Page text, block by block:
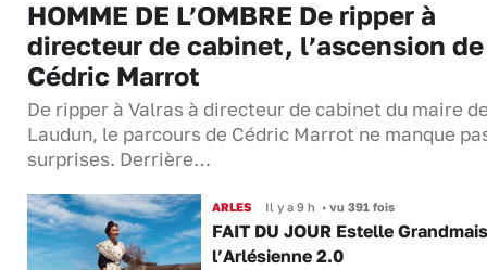
HOMME DE L’OMBRE De ripper à
directeur de cabinet, l’ascension de
Cédric Marrot
De ripper à Valras à directeur de cabinet du maire
Laudun, le parcours de Cédric Marrot ne manque
surprises. Derrière…
ARLES Il y a 9 h •vu 391 fois
FAIT DU JOUR Estelle
l’Arlésienne 2.0